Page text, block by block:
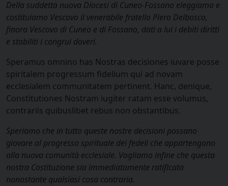
Della suddetta nuova Diocesi di Cuneo-Fossano eleggiamo e
costituiamo Vescovo il venerabile fratello Piero Delbosco,
finora Vescovo di Cuneo e di Fossano, dati a lui i debiti diritti
e stabiliti i congrui doveri.
Speramus omnino has Nostras decisiones iuvare posse
spiritalem progressum fidelium qui ad novam
ecclesialem communitatem pertinent. Hanc, denique,
Constitutiones Nostram iugiter ratam esse volumus,
contrariis quibuslibet rebus non obstantibus.
Speriamo che in tutto queste nostre decisioni possano
giovare al progresso spirituale dei fedeli che appartengono
alla nuova comunità ecclesiale. Vogliamo infine che questa
nostra Costituzione sia immediatamente ratificata
nonostante qualsiasi cosa contraria.